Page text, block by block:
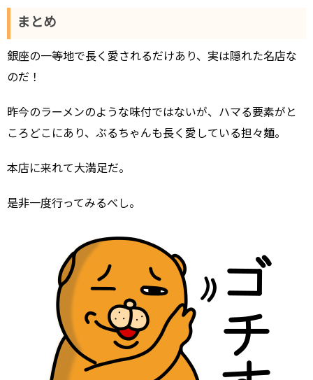
まとめ
銀座の一等地で長く愛されるだけあり、実は隠れた名店な
のだ！
昨今のラーメンのような味付ではないが、ハマる要素がと
ころどこにあり、ぶるちゃんも長く愛している担々麺。
本店に来れて大満足だ。
是非一度行ってみるべし。